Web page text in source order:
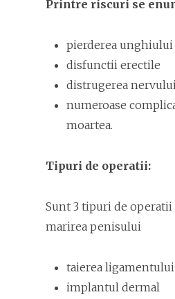
Printre riscuri se
pierderea unghiului
disfunctii erectile
distrugerea nervului
numeroase
moartea.
Tipuri de operatii:
Sunt 3 tipuri de
marirea penisului
taierea ligamentului
implantul dermal